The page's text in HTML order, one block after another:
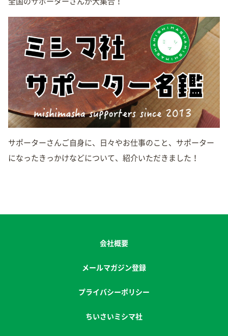
サポーターさんご自身に、日々やお仕事のこと、サポーター
になったきっかけなどについて、紹介いただきました！
会社概要
メールマガジン登録
プライバシーポリシー
ちいさいミシマ社